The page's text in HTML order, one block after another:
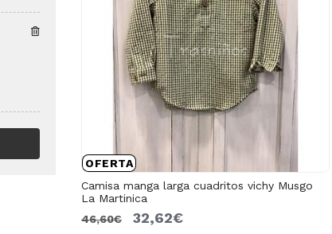
OFERTA
Camisa manga larga cuadritos vichy Musgo
La Martinica
46,60€
32,62€